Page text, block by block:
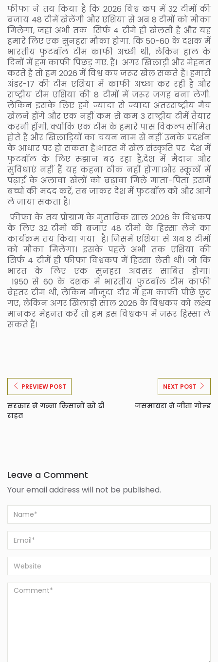
फीफा ने तय किया है कि 2026 विश्व कप में 32 टीमों की
बजाय 48 टीमें खेलेंगी और एशिया से अब 8 टीमों को मौका
मिलेगा, जहां अभी तक सिर्फ 4 टीमें ही खेलती हैं और यह
हमारे लिए एक सुनहरा मौका होगा. कि 50-60 के दशक में
भारतीय फुटबॉल टीम काफी अच्छी थी, लेकिन हाल के
दिनों में हम काफी पिछड़ गए. हैं। अगर खिलाड़ी और मेहनत
करते हैं तो हम 2026 में विश्व कप जरूर खेल सकते हैं। हमारी
अंडर-17 की टीम एशिया में काफी अच्छा कर रही है और
राष्ट्रीय टीम एशिया की 8 टीमों में जरूर जगह बना लेगी.
लेकिन इसके लिए हमें ज्यादा से ज्यादा अंतरराष्ट्रीय मैच
खेलने होंगे और एक नहीं कम से कम 3 राष्ट्रीय टीमें तैयार
करनी होंगी. क्योंकि एक टीम के हमारे पास विकल्प सीमित
होते हैं और खिलाड़ियों का चयन नाम से नहीं उनके प्रदर्शन
के आधार पर हो सकता है।भारत में खेल संस्कृति पर देश में
फुटबॉल के लिए रुझान बढ़ रहा है,देश में मैदान और
सुविधाएं नहीं हैं यह कहना ठीक नहीं होगा।और स्कूलों में
पढ़ाई के अलावा खेलों को बढ़ावा मिले माता-पिता इसमें
बच्चों की मदद करें, तब जाकर देश में फुटबॉल को और आगे
ले जाया सकता है।
फीफा के तय प्रोग्राम के मुताबिक साल 2026 के विश्वकप
के लिए 32 टीमों की बजाए 48 टीमों के हिस्सा लेने का
कार्यक्रम तय किया गया है। जिसमें एशिया से अब 8 टीमों
को मौका मिलेगा। इसके पहले अभी तक एशिया की
सिर्फ 4 टीमें ही फीफा विश्वकप में हिस्सा लेती थीं। जो कि
भारत के लिए एक सुनहरा अवसर साबित होगा।
1950 से 60 के दशक में भारतीय फुटबॉल टीम काफी
बेहतर टीम थी, लेकिन मौजूदा दौर में हम काफी पीछे छूट
गए, लेकिन अगर खिलाड़ी साल 2026 के विश्वकप को लक्ष्य
मानकर मेहनत करें तो हम इस विश्वकप में जरूर हिस्सा ले
सकते हैं।
PREVIEW POST
सरकार ने गन्ना किसानों को दी
राहत
NEXT POST
जसमायरा ने जीता गोल्ड
Leave a Comment
Your email address will not be published.